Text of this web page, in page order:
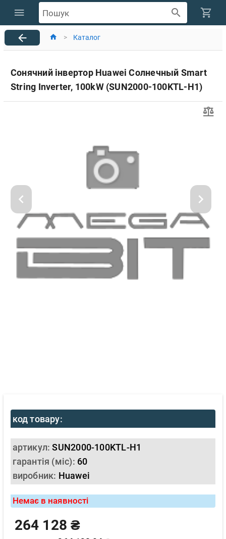
Пошук
> Каталог
Сонячний інвертор Huawei Солнечный Smart
String Inverter, 100kW (SUN2000-100KTL-H1)
код товару:
артикул:SUN2000-100KTL-H1
гарантія (міс): 60
виробник: Huawei
Немає в наявності
264 128 ₴